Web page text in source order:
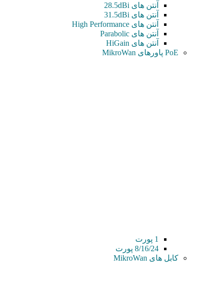
آنتن های 28.5dBi
آنتن های 31.5dBi
آنتن های High Performance
آنتن های Parabolic
آنتن های HiGain
PoE پاورهای MikroWan
1 پورت
8/16/24 پورت
کابل های MikroWan